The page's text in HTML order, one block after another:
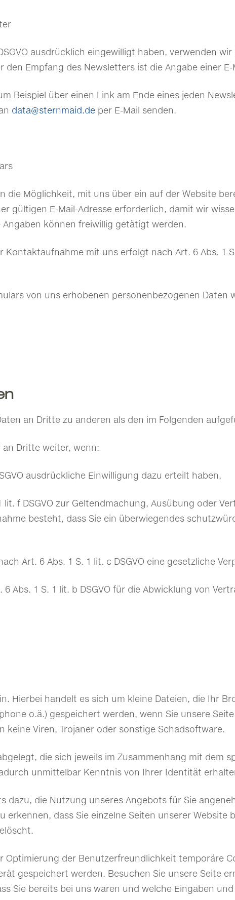
ausdrücklich eingewilligt haben, verwenden
Empfang des Newsletters ist die Angabe einer
Beispiel über einen Link am Ende eines jeden
data@sternmaid.de per E-Mail senden.
die Möglichkeit, mit uns über ein auf der Website
gültigen E-Mail-Adresse erforderlich, damit wir
können freiwillig getätigt werden.
Kontaktaufnahme mit uns erfolgt nach Art. 6 Abs. 1
von uns erhobenen personenbezogenen Daten
an Dritte zu anderen als den im Folgenden
Dritte weiter, wenn:
ausdrückliche Einwilligung dazu erteilt haben,
lit. f DSGVO zur Geltendmachung, Ausübung oder
besteht, dass Sie ein überwiegendes
Art. 6 Abs. 1 S. 1 lit. c DSGVO eine gesetzliche
Abs. 1 S. 1 lit. b DSGVO für die Abwicklung von
Hierbei handelt es sich um kleine Dateien, die Ihr
o.ä.) gespeichert werden, wenn Sie unsere
keine Viren, Trojaner oder sonstige Schadsoftware.
die sich jeweils im Zusammenhang mit dem
unmittelbar Kenntnis von Ihrer Identität
dazu, die Nutzung unseres Angebots für Sie
erkennen, dass Sie einzelne Seiten unserer Website
Optimierung der Benutzerfreundlichkeit temporäre
gespeichert werden. Besuchen Sie unsere Seite
Sie bereits bei uns waren und welche Eingaben